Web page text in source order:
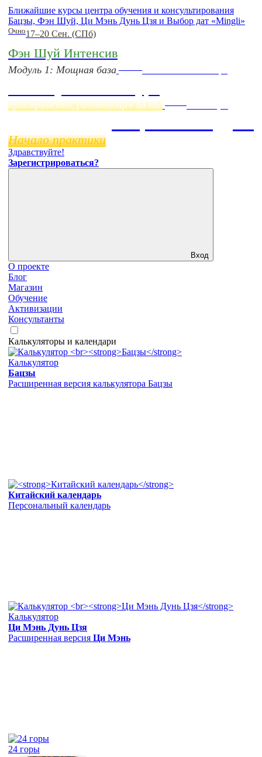
Ближайшие курсы центра обучения и консультирования
Бацзы, Фэн Шуй, Ци Мэнь Дунь Цзя и Выбор дат «Mingli»
Очно17–20 Сен. (СПб)
Фэн Шуй Интенсив
Модуль 1: Мощная база
пространство, работающее на вас
Начало практики
Здравствуйте!
Зарегистрироваться?
Вход
О проекте
Блог
Магазин
Обучение
Активизации
Консультанты
Калькуляторы и календари
Калькулятор
Бацзы
Расширенная версия калькулятора Бацзы
Китайский календарь
Персональный календарь
Калькулятор
Ци Мэнь Дунь Цзя
Расширенная версия Ци Мэнь
24 горы